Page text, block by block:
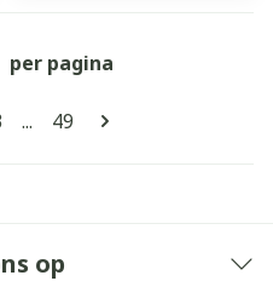
Pagina's pagina
... Pagina
49
per pagina
op